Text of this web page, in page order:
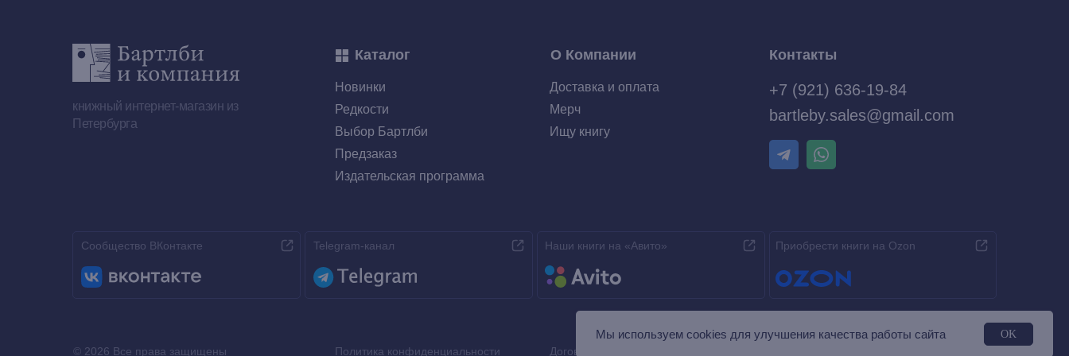
Мы используем сookies для улучшения качества работы сайта OK
Контакты
книжный интернет-магазин из
Петербурга
+7 (921) 636-19-84
bartleby.sales@gmail.com
Договор оферты
О Компании
Каталог
Политика конфиденциальности
© 2026 Все права защищены
Приобрести книги на Ozon
Сообщество ВКонтакте
Ищу книгу
Мерч
Доставка и оплата
Наши книги на «Авито»
Предзаказ
Выбор Бартлби
Редкости
Новинки
Издательская программа
Telegram-канал